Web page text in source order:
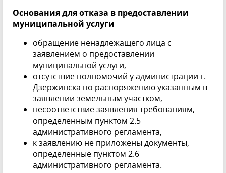
Основания для отказа в предоставлении
муниципальной услуги
обращение ненадлежащего лица с
заявлением о предоставлении
муниципальной услуги,
отсутствие полномочий у администрации г.
Дзержинска по распоряжению указанным в
заявлении земельным участком,
несоответствие заявления требованиям,
определенным пунктом 2.5
административного регламента,
к заявлению не приложены документы,
определенные пунктом 2.6
административного регламента.